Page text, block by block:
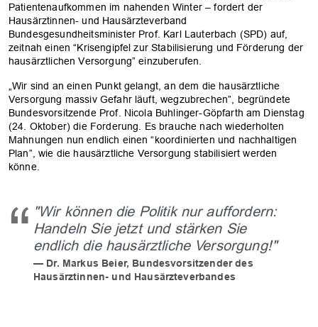
Patientenaufkommen im nahenden Winter – fordert der
Hausärztinnen- und Hausärzteverband
Bundesgesundheitsminister Prof. Karl Lauterbach (SPD) auf,
zeitnah einen “Krisengipfel zur Stabilisierung und Förderung der
hausärztlichen Versorgung” einzuberufen.
„Wir sind an einen Punkt gelangt, an dem die hausärztliche
Versorgung massiv Gefahr läuft, wegzubrechen”, begründete
Bundesvorsitzende Prof. Nicola Buhlinger-Göpfarth am Dienstag
(24. Oktober) die Forderung. Es brauche nach wiederholten
Mahnungen nun endlich einen “koordinierten und nachhaltigen
Plan”, wie die hausärztliche Versorgung stabilisiert werden
könne.
"Wir können die Politik nur auffordern:
Handeln Sie jetzt und stärken Sie
endlich die hausärztliche Versorgung!"
Dr. Markus Beier, Bundesvorsitzender des
Hausärztinnen- und Hausärzteverbandes